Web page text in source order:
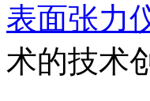
表面张力
术的技术